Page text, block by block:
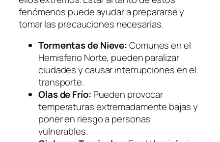
fenómenos puede ayudar a prepararse y
tomar las precauciones necesarias.
Tormentas de Nieve:Comunes en el
Hemisferio Norte, pueden paralizar
ciudades y causar interrupciones en el
transporte.
Olas de Frío: Pueden provocar
temperaturas extremadamente bajas y
poner en riesgo a personas
vulnerables.